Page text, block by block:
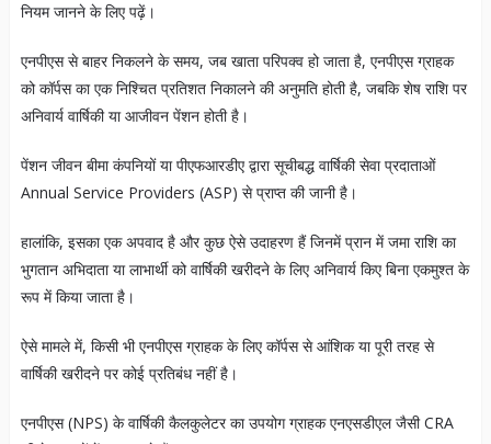
नियम जानने के लिए पढ़ें।
एनपीएस से बाहर निकलने के समय, जब खाता परिपक्व हो जाता है, एनपीएस ग्राहक
को कॉर्पस का एक निश्चित प्रतिशत निकालने की अनुमति होती है, जबकि शेष राशि पर
अनिवार्य वार्षिकी या आजीवन पेंशन होती है।
पेंशन जीवन बीमा कंपनियों या पीएफआरडीए द्वारा सूचीबद्ध वार्षिकी सेवा प्रदाताओं
Annual Service Providers (ASP) से प्राप्त की जानी है।
हालांकि, इसका एक अपवाद है और कुछ ऐसे उदाहरण हैं जिनमें प्रान में जमा राशि का
भुगतान अभिदाता या लाभार्थी को वार्षिकी खरीदने के लिए अनिवार्य किए बिना एकमुश्त के
रूप में किया जाता है।
ऐसे मामले में, किसी भी एनपीएस ग्राहक के लिए कॉर्पस से आंशिक या पूरी तरह से
वार्षिकी खरीदने पर कोई प्रतिबंध नहीं है।
एनपीएस (NPS) के वार्षिकी कैलकुलेटर का उपयोग ग्राहक एनएसडीएल जैसी CRA